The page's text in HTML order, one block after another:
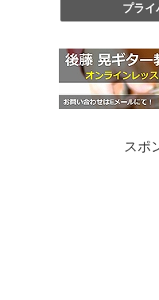
プライ
スポ